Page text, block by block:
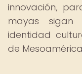
innovación,
mayas
identidad
de